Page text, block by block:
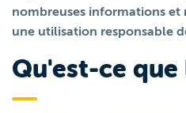
nombreuses informations
une utilisation responsable
Qu'est-ce